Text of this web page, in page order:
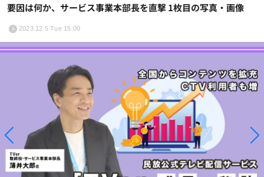
要因は何か、サービス事業本部長を直撃 1枚目の写真・画像
2023.12.5 Tue 15:00